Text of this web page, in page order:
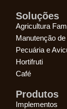
Soluções
Agricultura
Manutenção
Pecuária e
Hortifruti
Café
Produtos
Implementos